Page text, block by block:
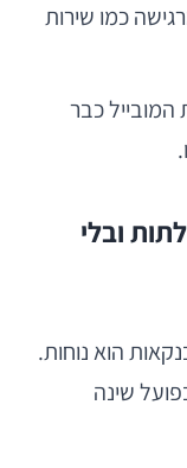
כמו שירות
המובייל כבר
ובלי
הוא נוחות.
שינה